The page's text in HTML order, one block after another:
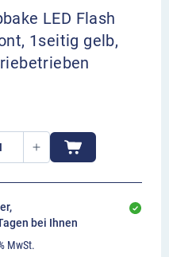
LED Flash
1seitig gelb,
bei Ihnen
MwSt.